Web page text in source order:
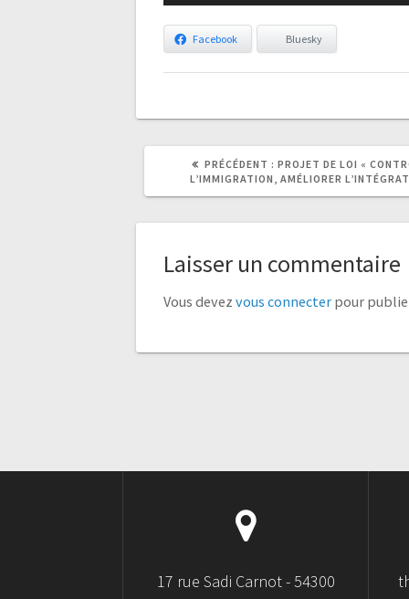
Facebook Bluesky
PRÉCÉDENT :
ARTICLE
PRÉCÉDENT
PROJET DE LOI «
L’IMMIGRATION, AMÉLIORER
ARTICLE
Laisser un commentaire
Vous devezvous connecter pour
17 rue Sadi Carnot - 54300